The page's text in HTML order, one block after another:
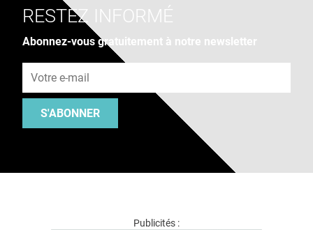
RESTEZ INFORMÉ
Abonnez-vous gratuitement à notre newsletter
S'ABONNER
Publicités :